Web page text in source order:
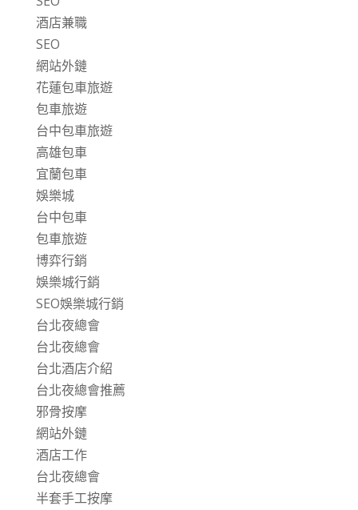
酒店兼職
SEO
網站外鏈
花蓮包車旅遊
包車旅遊
台中包車旅遊
高雄包車
宜蘭包車
娛樂城
台中包車
包車旅遊
博弈行銷
娛樂城行銷
SEO娛樂城行銷
台北夜總會
台北夜總會
台北酒店介紹
台北夜總會推薦
邪骨按摩
網站外鏈
酒店工作
台北夜總會
半套手工按摩